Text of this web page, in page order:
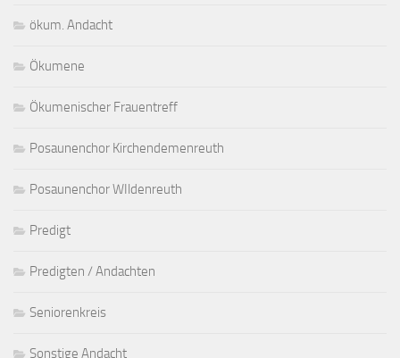
ökum. Andacht
Ökumene
Ökumenischer Frauentreff
Posaunenchor Kirchendemenreuth
Posaunenchor WIldenreuth
Predigt
Predigten / Andachten
Seniorenkreis
Sonstige Andacht